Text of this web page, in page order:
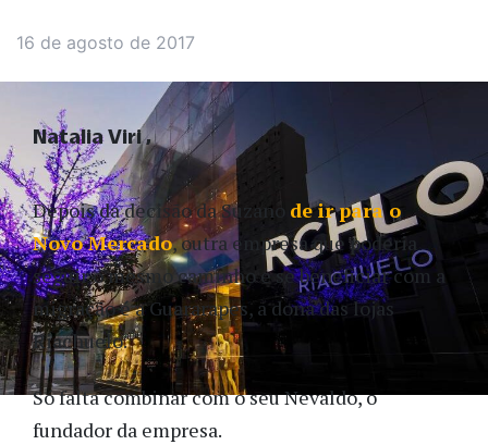
16 de agosto de 2017
Depois da decisão da Suzano de ir para o
Novo Mercado, outra empresa que poderia
seguir o mesmo caminho e se beneficiar com a
migração é a Guararapes, a dona das lojas
Riachuelo.
Só falta combinar com o seu Nevaldo, o
fundador da empresa.
Natalia Viri